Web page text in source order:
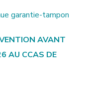
garantie-tampon
AVANT
AU CCAS DE